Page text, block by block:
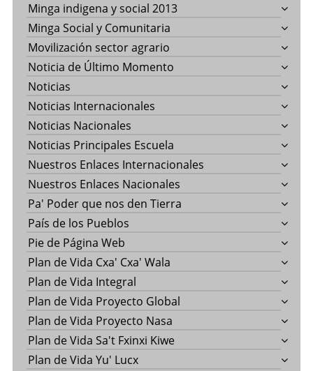
Minga indigena y social 2013
Minga Social y Comunitaria
Movilización sector agrario
Noticia de Último Momento
Noticias
Noticias Internacionales
Noticias Nacionales
Noticias Principales Escuela
Nuestros Enlaces Internacionales
Nuestros Enlaces Nacionales
Pa' Poder que nos den Tierra
País de los Pueblos
Pie de Página Web
Plan de Vida Cxa' Cxa' Wala
Plan de Vida Integral
Plan de Vida Proyecto Global
Plan de Vida Proyecto Nasa
Plan de Vida Sa't Fxinxi Kiwe
Plan de Vida Yu' Lucx